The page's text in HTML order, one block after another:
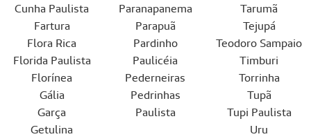
Cunha Paulista
Fartura
Flora Rica
Florida Paulista
Florínea
Gália
Garça
Getulina
Paranapanema
Parapuã
Pardinho
Paulicéia
Pederneiras
Pedrinhas
Paulista
Tarumã
Tejupá
Teodoro Sampaio
Timburi
Torrinha
Tupã
Tupi Paulista
Uru